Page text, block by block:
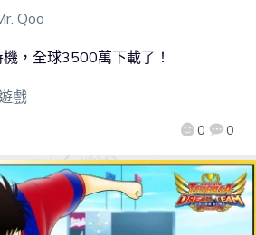
Qoo
0 0
，全球3500萬下載了！
戲